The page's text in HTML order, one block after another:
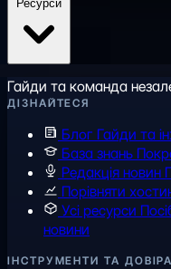
Гайди та команда
ДІЗНАЙТЕСЯ
Блог Гайди та
База знань
Редакція новин
Порівняти
Усі ресурси
новини
ІНСТРУМЕНТИ ТА ДОВІРА